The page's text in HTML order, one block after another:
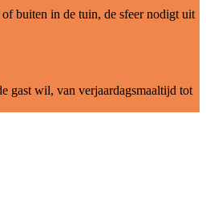
buiten in de tuin, de sfeer nodigt uit
gast wil, van verjaardagsmaaltijd tot